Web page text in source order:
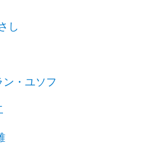
し
ン・ユソフ